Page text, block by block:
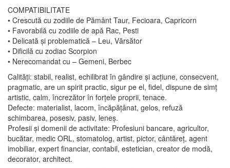
COMPATIBILITATE
• Crescută cu zodiile de Pământ Taur, Fecioara, Capricorn
• Favorabilă cu zodiile de apă Rac, Pesti
• Delicată și problematică – Leu, Vărsător
• Dificilă cu zodiac Scorpion
• Nerecomandat cu – Gemeni, Berbec
Calități: stabil, realist, echilibrat în gândire și acțiune, consecvent,
pragmatic, are un spirit practic, sigur pe el, fidel, dispune de simț
artistic, calm, încrezător în forțele proprii, tenace.
Defecte: materialist, lacom, încăpățânat, gelos, refuză
schimbarea, posesiv, pasiv, leneș.
Profesii și domenii de activitate: Profesiuni bancare, agricultor,
bucătar, medic ORL, stomatolog, artist, pictor, cântăreț, agent
imobiliar, expert financiar, contabil, estetician, creator de modă,
decorator, architect.